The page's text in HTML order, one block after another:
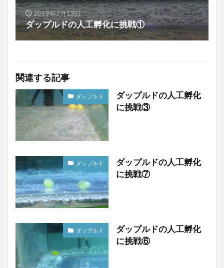
2019年7月13日
ダップルドの人工孵化に挑戦①
関連する記事
ダップルド
ダップルドの人工孵化
に挑戦③
ダップルド
ダップルドの人工孵化
に挑戦⑦
ダップルド
ダップルドの人工孵化
に挑戦⑥